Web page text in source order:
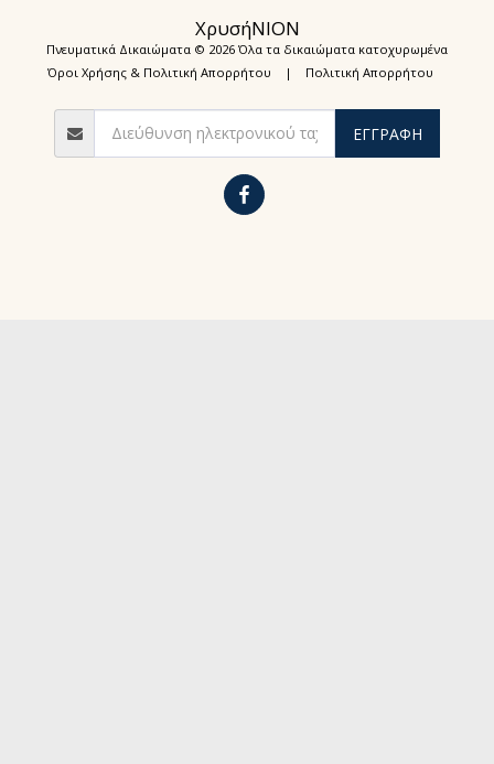
ΧρυσήΝΙΟΝ
Πνευματικά Δικαιώματα © 2026 Όλα τα δικαιώματα κατοχυρωμένα
Όροι Χρήσης & Πολιτική Απορρήτου | Πολιτική Απορρήτου
ΕΓΓΡΑΦΉ